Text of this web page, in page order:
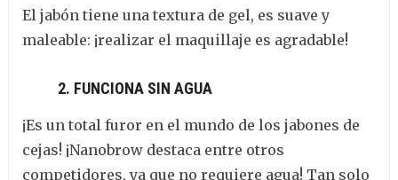
El jabón tiene una textura de gel, es suave y
maleable: ¡realizar el maquillaje es agradable!
2. FUNCIONA SIN AGUA
¡Es un total furor en el mundo de los jabones de
cejas! ¡Nanobrow destaca entre otros
competidores, ya que no requiere agua! Tan solo